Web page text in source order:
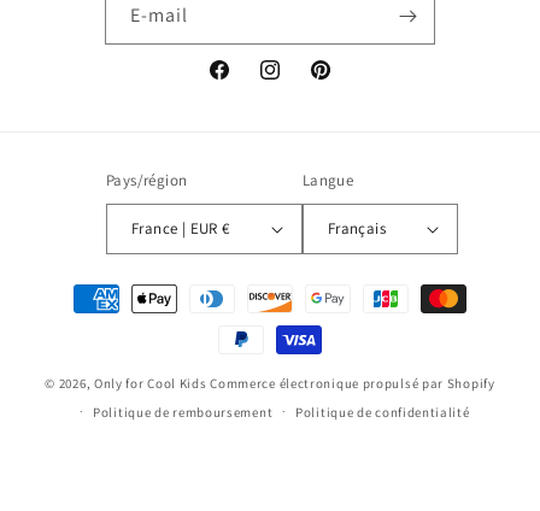
E-mail
FacebookInstagramPinterest
Pays/région
France | EUR €
Langue
Français
Moyens
© 2026, Only for Cool Kids Commerce électronique propulsé par Shopify
Politique de remboursement
Politique de confidentialité